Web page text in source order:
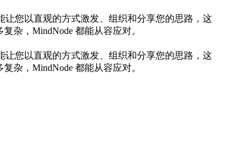
让您以直观的方式激发、组织和分享您的思路，这
杂，MindNode 都能从容应对。
让您以直观的方式激发、组织和分享您的思路，这
杂，MindNode 都能从容应对。